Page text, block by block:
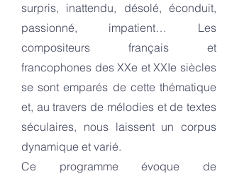
surpris, inattendu, désolé, éconduit,
passionné, impatient… Les
compositeurs français et
francophones des XXe et XXIe siècles
se sont emparés de cette thématique
et, au travers de mélodies et de textes
séculaires, nous laissent un corpus
dynamique et varié.
Ce programme évoque de